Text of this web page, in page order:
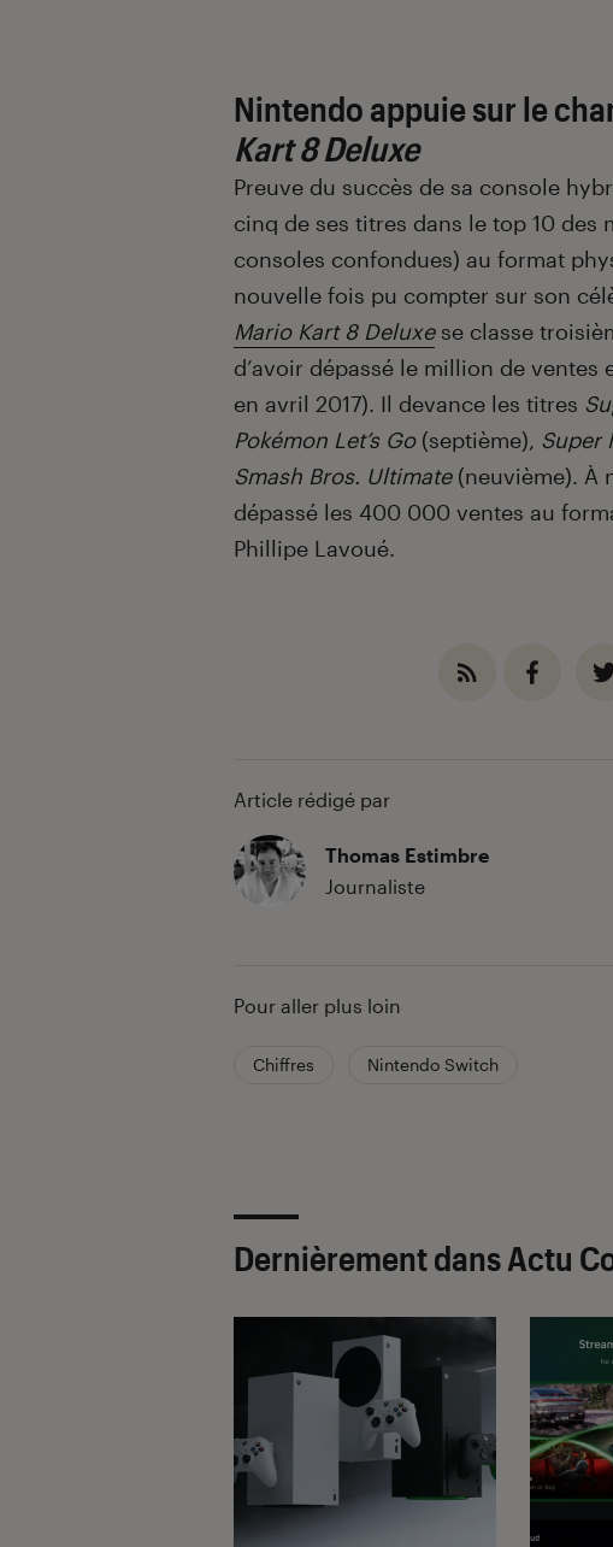
Nintendo appuie sur le
Kart 8 Deluxe
Preuve du succès de sa console
cinq de ses titres dans le top 10 des
consoles confondues) au format
nouvelle fois pu compter sur son
Mario Kart 8 Deluxese classe
d’avoir dépassé le million de
en avril 2017). Il devance les titres
Pokémon Let’s Go(septième), Super
Smash Bros. Ultimate(neuvième). À
dépassé les 400 000 ventes au
Phillipe Lavoué.
Article rédigé par
Thomas Estimbre
Journaliste
Pour aller plus loin
Chiffres Nintendo Switch
Dernièrement dans Actu